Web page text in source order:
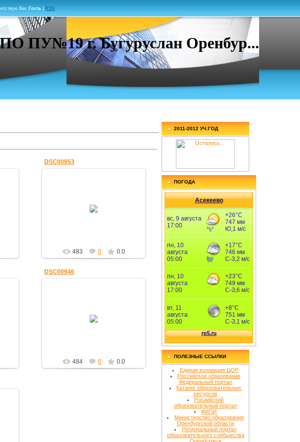
Вас Гость RSS
ПУ№19 г. Бугуруслан Оренбур...
DSC00953
483 0 0.0
DSC00946
484 0 0.0
2011-2012 УЧ.ГОД
ПОГОДА
Асекеево
ПОЛЕЗНЫЕ ССЫЛКИ
Единая коллекция ЦОР
Российское образование
Федеральный портал
Каталог образовательных
ресурсов
Росиийский
образовательный портал
ФИПИ
Министерство образования
Оренбургской области
Региональный портал
образовательного сообщества